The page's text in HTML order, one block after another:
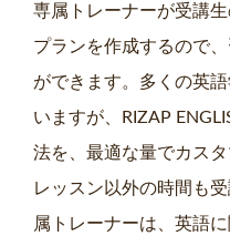
専属トレーナーが受講
プランを作成するので
ができます。多くの英
いますが、RIZAP
法を、最適な量でカス
レッスン以外の時間も
属トレーナーは、英語